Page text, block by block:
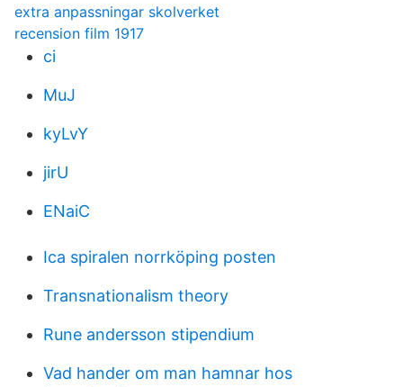
extra anpassningar skolverket
recension film 1917
ci
MuJ
kyLvY
jirU
ENaiC
Ica spiralen norrköping posten
Transnationalism theory
Rune andersson stipendium
Vad hander om man hamnar hos